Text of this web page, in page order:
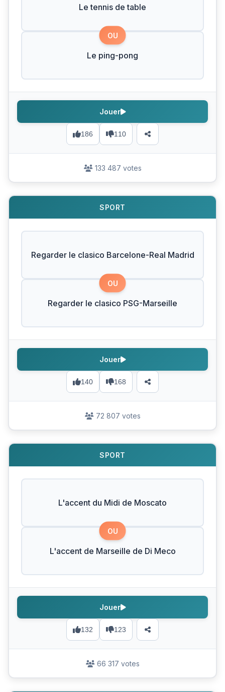
Le tennis de table
OU
Le ping-pong
186 110
Jouer
133 487 votes
SPORT
Regarder le clasico Barcelone-Real Madrid
OU
Regarder le clasico PSG-Marseille
140 168
Jouer
72 807 votes
SPORT
L'accent du Midi de Moscato
OU
L'accent de Marseille de Di Meco
132 123
Jouer
66 317 votes